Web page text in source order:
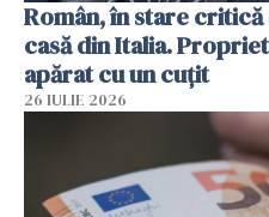
Român, în stare
casă din Italia.
apărat cu un cuțit
26 IULIE 2026